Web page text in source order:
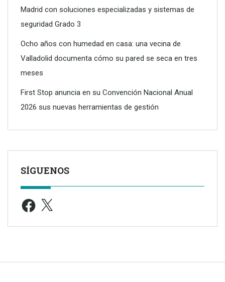
Madrid con soluciones especializadas y sistemas de
seguridad Grado 3
Ocho años con humedad en casa: una vecina de
Valladolid documenta cómo su pared se seca en tres
meses
First Stop anuncia en su Convención Nacional Anual
2026 sus nuevas herramientas de gestión
SÍGUENOS
Facebook
X